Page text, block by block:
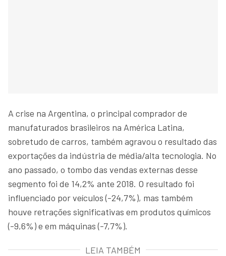
A crise na Argentina, o principal comprador de
manufaturados brasileiros na América Latina,
sobretudo de carros, também agravou o resultado das
exportações da indústria de média/alta tecnologia. No
ano passado, o tombo das vendas externas desse
segmento foi de 14,2% ante 2018. O resultado foi
influenciado por veículos (-24,7%), mas também
houve retrações significativas em produtos químicos
(-9,6%) e em máquinas (-7,7%).
LEIA TAMBÉM